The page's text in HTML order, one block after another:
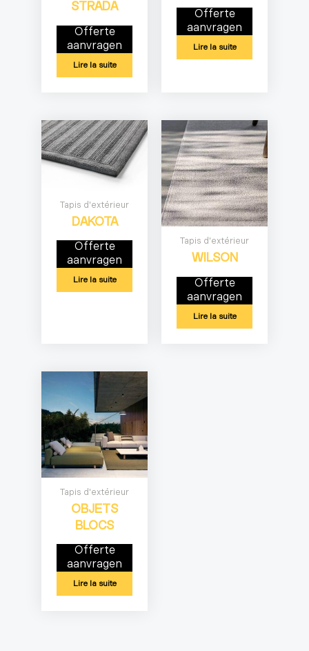
STRADA
Offerte
aanvragen
Lire la suite
Offerte
aanvragen
Lire la suite
Tapis d'extérieur
DAKOTA
Offerte
aanvragen
Lire la suite
Tapis d'extérieur
WILSON
Offerte
aanvragen
Lire la suite
Tapis d'extérieur
OBJETS
BLOCS
Offerte
aanvragen
Lire la suite